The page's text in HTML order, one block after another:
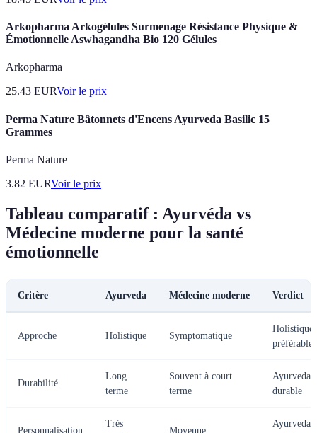
Arkopharma Arkogélules Surmenage Résistance Physique &
Émotionnelle Aswhagandha Bio 120 Gélules
Arkopharma
25.43 EURVoir le prix
Perma Nature Bâtonnets d'Encens Ayurveda Basilic 15
Grammes
Perma Nature
3.82 EURVoir le prix
Tableau comparatif : Ayurvéda vs
Médecine moderne pour la santé
émotionnelle
Critère Ayurveda Médecine moderne Verdict
Approche Holistique Symptomatique
Holistique
préférable
Durabilité
Long
terme
Souvent à court
terme
Ayurveda
durable
Personnalisation
Très
Moyenne
Ayurveda